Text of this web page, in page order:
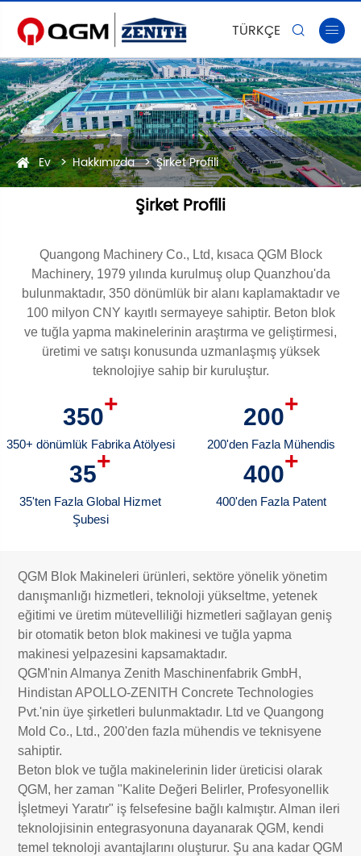
TÜRKÇE  
Ev Hakkımızda Şirket Profili
Şirket Profili
Quangong Machinery Co., Ltd, kısaca QGM Block
Machinery, 1979 yılında kurulmuş olup Quanzhou'da
bulunmaktadır, 350 dönümlük bir alanı kaplamaktadır ve
100 milyon CNY kayıtlı sermayeye sahiptir. Beton blok
ve tuğla yapma makinelerinin araştırma ve geliştirmesi,
üretimi ve satışı konusunda uzmanlaşmış yüksek
teknolojiye sahip bir kuruluştur.
350+
350+ dönümlük Fabrika Atölyesi
200+
200'den Fazla Mühendis
35+
35'ten Fazla Global Hizmet
Şubesi
400+
400'den Fazla Patent
QGM Blok Makineleri ürünleri, sektöre yönelik yönetim
danışmanlığı hizmetleri, teknoloji yükseltme, yetenek
eğitimi ve üretim mütevelliliği hizmetleri sağlayan geniş
bir otomatik beton blok makinesi ve tuğla yapma
makinesi yelpazesini kapsamaktadır.
QGM'nin Almanya Zenith Maschinenfabrik GmbH,
Hindistan APOLLO-ZENITH Concrete Technologies
Pvt.'nin üye şirketleri bulunmaktadır. Ltd ve Quangong
Mold Co., Ltd., 200'den fazla mühendis ve teknisyene
sahiptir.
Beton blok ve tuğla makinelerinin lider üreticisi olarak
QGM, her zaman "Kalite Değeri Belirler, Profesyonellik
İşletmeyi Yaratır" iş felsefesine bağlı kalmıştır. Alman ileri
teknolojisinin entegrasyonuna dayanarak QGM, kendi
temel teknoloji avantajlarını oluşturur. Şu ana kadar QGM